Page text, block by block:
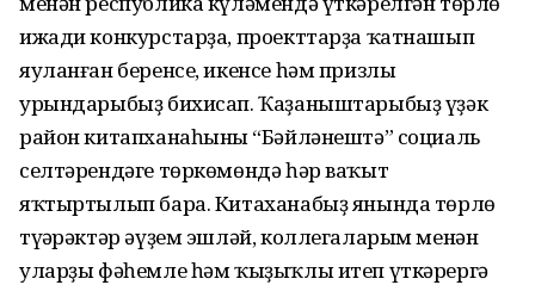
ижади конкурстарҙа, проекттарҙа ҡатнашып
яуланған беренсе, икенсе һәм призлы
урындарыбыҙ бихисап. Ҡаҙаныштарыбыҙ үҙәк
район китапханаһының “Бәйләнештә” социаль
селтәрендәге төркөмөндә һәр ваҡыт
яҡтыртылып бара. Китаханабыҙ янында төрлө
түңәрәктәр әүҙем эшләй, коллегаларым менән
уларҙы фәһемле һәм ҡыҙыҡлы итеп үткәрергә